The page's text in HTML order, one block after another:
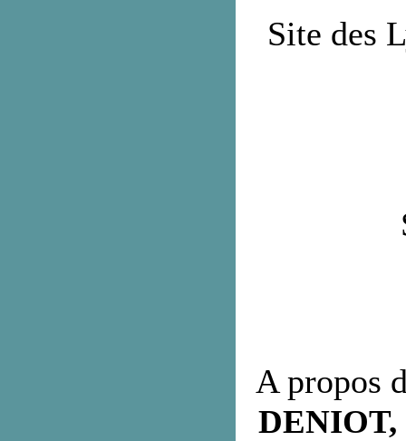
Site des
A propos
DENIOT,